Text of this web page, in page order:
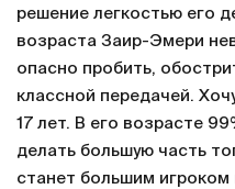
решение легкостью его
возраста Заир-Эмери
опасно пробить,
классной передачей.
17 лет. В его возрасте
делать большую часть
станет большим